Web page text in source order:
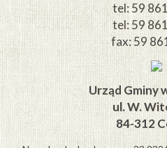
tel: 59
tel: 59
fax: 59
Urząd Gminy
ul. W.
84-312